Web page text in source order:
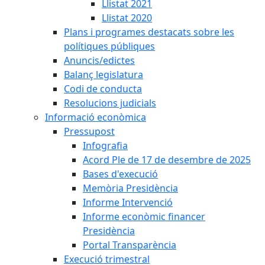
Llistat 2021
Llistat 2020
Plans i programes destacats sobre les
polítiques públiques
Anuncis/edictes
Balanç legislatura
Codi de conducta
Resolucions judicials
Informació econòmica
Pressupost
Infografia
Acord Ple de 17 de desembre de 2025
Bases d'execució
Memòria Presidència
Informe Intervenció
Informe econòmic financer
Presidència
Portal Transparència
Execució trimestral